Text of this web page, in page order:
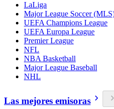
LaLiga
Major League Soccer
UEFA Champions League
UEFA Europa League
Premier League
NFL
NBA Basketball
Major League Baseball
NHL
Las mejores emisoras